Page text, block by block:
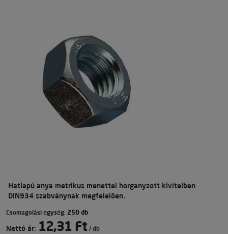
Hatlapú anya metrikus menettel horganyzott kivitelben
DIN934 szabványnak megfelelően.
Csomagolási egység: 250 db
Nettó ár: 12,31 Ft / db